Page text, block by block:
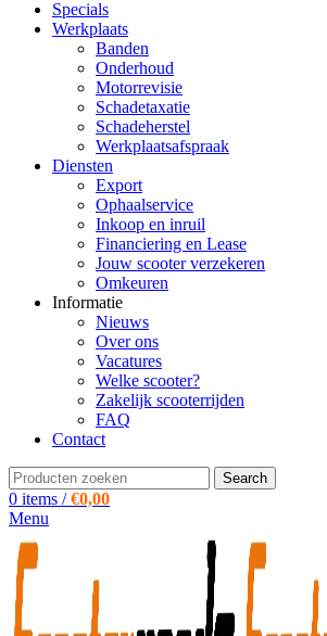
Specials
Werkplaats
Banden
Onderhoud
Motorrevisie
Schadetaxatie
Schadeherstel
Werkplaatsafspraak
Diensten
Export
Ophaalservice
Inkoop en inruil
Financiering en Lease
Jouw scooter verzekeren
Omkeuren
Informatie
Nieuws
Over ons
Vacatures
Welke scooter?
Zakelijk scooterrijden
FAQ
Contact
Search
0 items / €0,00
Menu